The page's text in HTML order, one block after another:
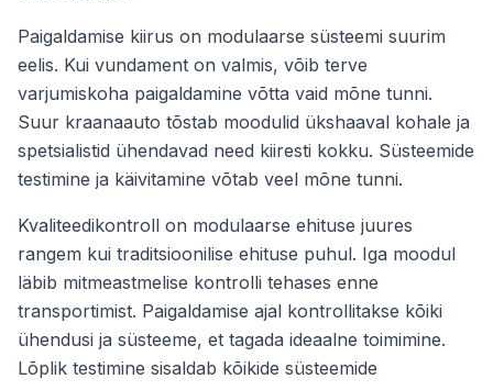
Paigaldamise kiirus on modulaarse süsteemi suurim
eelis. Kui vundament on valmis, võib terve
varjumiskoha paigaldamine võtta vaid mõne tunni.
Suur kraanaauto tõstab moodulid ükshaaval kohale ja
spetsialistid ühendavad need kiiresti kokku. Süsteemide
testimine ja käivitamine võtab veel mõne tunni.
Kvaliteedikontroll on modulaarse ehituse juures
rangem kui traditsioonilise ehituse puhul. Iga moodul
läbib mitmeastmelise kontrolli tehases enne
transportimist. Paigaldamise ajal kontrollitakse kõiki
ühendusi ja süsteeme, et tagada ideaalne toimimine.
Lõplik testimine sisaldab kõikide süsteemide